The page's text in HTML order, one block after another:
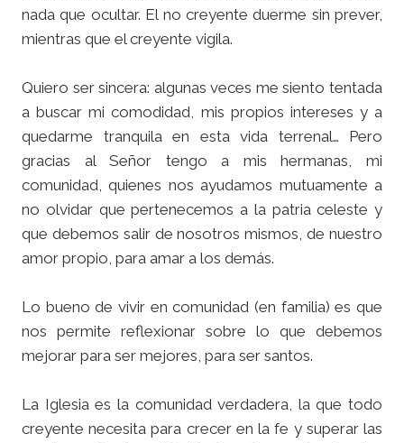
nada que ocultar. El no creyente duerme sin prever,
mientras que el creyente vigila.
Quiero ser sincera: algunas veces me siento tentada
a buscar mi comodidad, mis propios intereses y a
quedarme tranquila en esta vida terrenal… Pero
gracias al Señor tengo a mis hermanas, mi
comunidad, quienes nos ayudamos mutuamente a
no olvidar que pertenecemos a la patria celeste y
que debemos salir de nosotros mismos, de nuestro
amor propio, para amar a los demás.
Lo bueno de vivir en comunidad (en familia) es que
nos permite reflexionar sobre lo que debemos
mejorar para ser mejores, para ser santos.
La Iglesia es la comunidad verdadera, la que todo
creyente necesita para crecer en la fe y superar las